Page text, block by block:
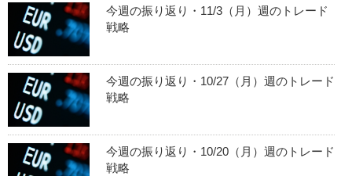
今週の振り返り・11/3（月）週のトレード
戦略
今週の振り返り・10/27（月）週のトレード
戦略
今週の振り返り・10/20（月）週のトレード
戦略